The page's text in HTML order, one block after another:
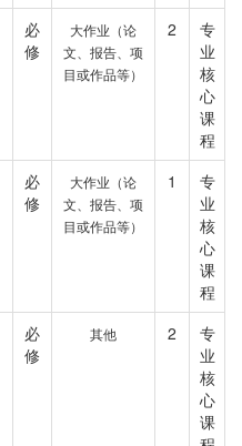
必
修
大作业（论
文、报告、项
目或作品等）
2
专
业
核
心
课
程
必
修
大作业（论
文、报告、项
目或作品等）
1
专
业
核
心
课
程
必
修
其他 2
专
业
核
心
课